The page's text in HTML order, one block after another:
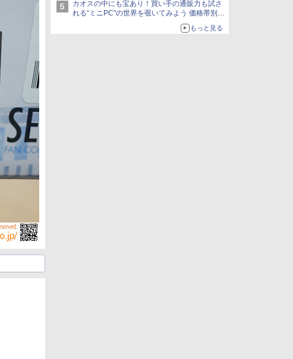
カオスの中にも宝あり！買い手の通販力も試さ
れる“ミニPC”の世界を覗いてみよう 価格帯別に
仕様や特徴を整理、11製品をピックアップ text
もっと見る